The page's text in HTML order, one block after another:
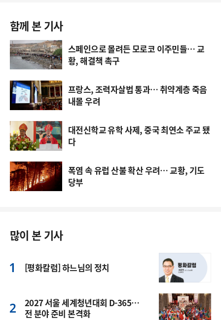
함께 본 기사
스페인으로 몰려든 모로코 이주민들… 교
황, 해결책 촉구
프랑스, 조력자살법 통과… 취약계층 죽음
내몰 우려
대전신학교 유학 사제, 중국 최연소 주교 됐
다
폭염 속 유럽 산불 확산 우려… 교황, 기도
당부
많이 본 기사
[평화칼럼] 하느님의 정치
2027 서울 세계청년대회 D-365…
전 분야 준비 본격화